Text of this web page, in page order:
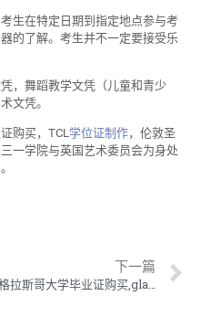
生在特定日期到指定地点参与考
的了解。考生并不一定要接受乐
，舞蹈教学文凭（儿童和青少
文凭。
购买，TCL学位证制作，伦敦圣
一学院与英国艺术委员会为身处
下一篇
格拉斯哥大学毕业证购买,glasgow学位证制作,格拉斯哥大学毕业证成绩单订做